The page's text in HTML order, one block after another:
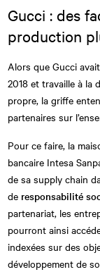
Gucci : des
production
Alors que Gucci
2018 et travaille à la
propre, la griffe
partenaires sur
Pour ce faire, la
bancaire Intesa
de sa supply chain
de responsabilité
partenariat, les
pourront ainsi
indexées sur des
développement de